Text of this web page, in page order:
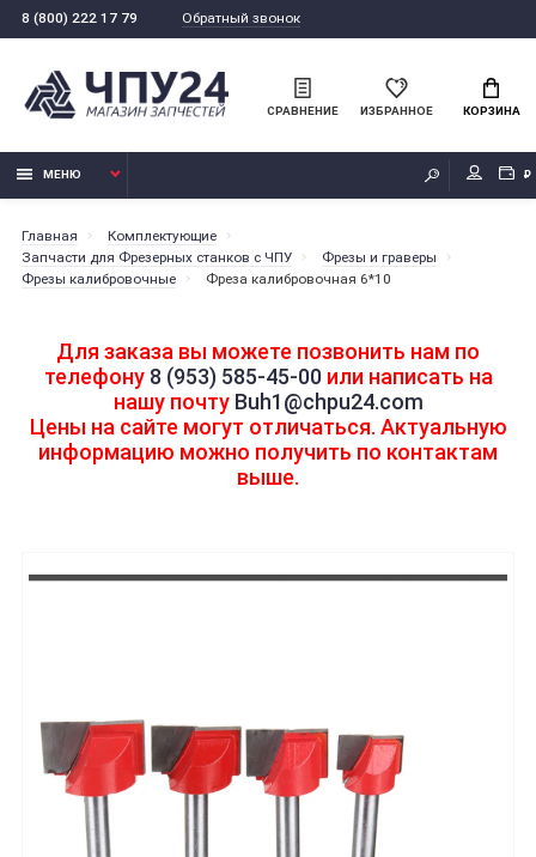
8 (800) 222 17 79 Обратный звонок
СРАВНЕНИЕ ИЗБРАННОЕ КОРЗИНА
МЕНЮ ₽
Главная
Комплектующие
Запчасти для Фрезерных станков с ЧПУ
Фрезы и граверы
Фрезы калибровочные
Фреза калибровочная 6*10
Для заказа вы можете позвонить нам по
телефону 8 (953) 585-45-00или написать на
нашу почту Buh1@chpu24.com
Цены на сайте могут отличаться. Актуальную
информацию можно получить по контактам
выше.